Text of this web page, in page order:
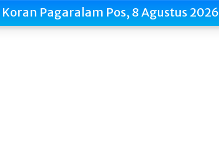
Koran Pagaralam Pos, 8 Agustus 2026